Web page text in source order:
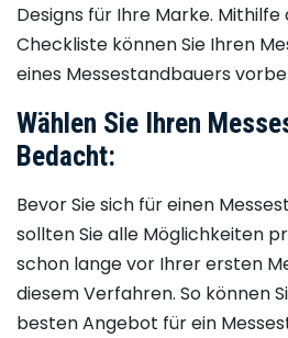
Designs für Ihre Marke.
Checkliste können Sie Ihren
eines Messestandbauers
Wählen Sie Ihren
Bedacht:
Bevor Sie sich für einen
sollten Sie alle Möglichkeiten
schon lange vor Ihrer ersten
diesem Verfahren. So können
besten Angebot für ein